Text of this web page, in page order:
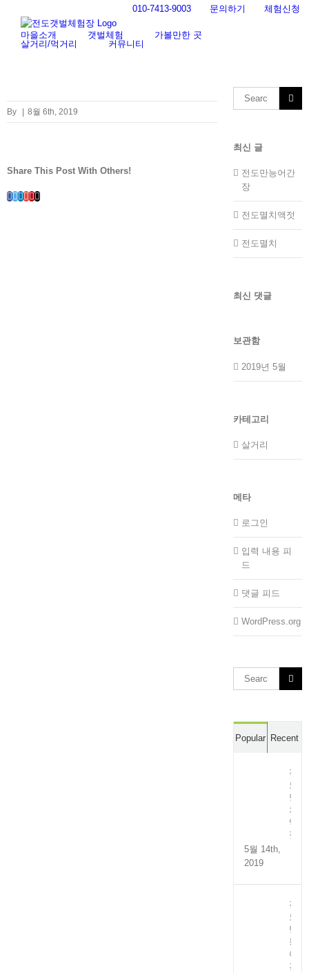
content
010-7413-9003 문의하기 체험신청
마을소개 갯벌체험
가볼만한 곳
살거리/먹거리
커뮤니티
By 8월 6th, 2019
Share This Post With Others!
Facebook
Twitter
LinkedIn
Whatsapp
Google+
Pinterest
Email
Search
for:
최신 글
전도만능어간
장
전도멸치액젓
전도멸치
최신 댓글
보관함
2019년 5월
카테고리
살거리
메타
로그인
입력 내용 피
드
댓글 피드
WordPress.org
Search
for:
Popular Recent
전
도
멸
치
액
젓
5월 14th,
2019
전
도
만
능
어
간